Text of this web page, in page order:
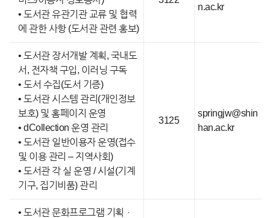
• 도서관 유관기관 교류 및 협력
에 관한 사항 (도서관 관련 홍보)
n.ac.kr
• 도서관 장서개발 계획, 국내도
서, 전자책 구입, 이러닝 구독
• 도서 수집(도서 기증)
• 도서관 시스템 관리(개인정보
보호) 및 홈페이지 운영
• dCollection 운영 관리
• 도서관 일반이용자 운영(접수
및 이용 관리 – 지역사회)
• 도서관 각 실 운영 / 시설(기계
기구, 집기비품) 관리
3125
springjw@shin
han.ac.kr
• 도서관 문화프로그램 기획ㆍ